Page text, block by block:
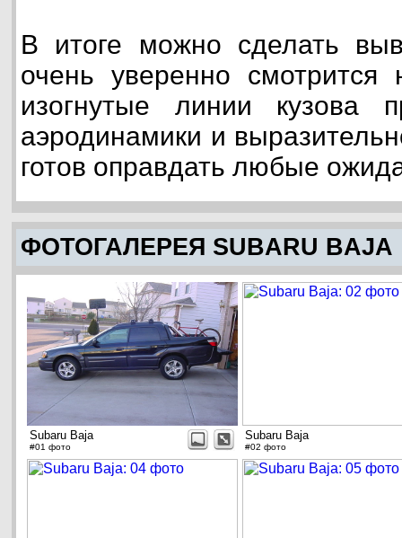
В итоге можно сделать
очень уверенно
изогнутые линии кузова
аэродинамики и
готов оправдать любые
ФОТОГАЛЕРЕЯ SUBARU BAJA
Subaru Baja
#01 фото
Subaru Baja
#02 фото